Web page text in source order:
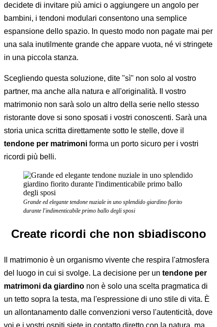
decidete di invitare più amici o aggiungere un angolo per
bambini, i tendoni modulari consentono una semplice
espansione dello spazio. In questo modo non pagate mai per
una sala inutilmente grande che appare vuota, né vi stringete
in una piccola stanza.
Scegliendo questa soluzione, dite "sì" non solo al vostro
partner, ma anche alla natura e all'originalità. Il vostro
matrimonio non sarà solo un altro della serie nello stesso
ristorante dove si sono sposati i vostri conoscenti. Sarà una
storia unica scritta direttamente sotto le stelle, dove il
tendone per matrimoni forma un porto sicuro per i vostri
ricordi più belli.
Grande ed elegante tendone nuziale in uno splendido giardino fiorito
durante l'indimenticabile primo ballo degli sposi
Create ricordi che non sbiadiscono
Il matrimonio è un organismo vivente che respira l'atmosfera
del luogo in cui si svolge. La decisione per un tendone per
matrimoni da giardino non è solo una scelta pragmatica di
un tetto sopra la testa, ma l'espressione di uno stile di vita. È
un allontanamento dalle convenzioni verso l'autenticità, dove
voi e i vostri ospiti siete in contatto diretto con la natura, ma